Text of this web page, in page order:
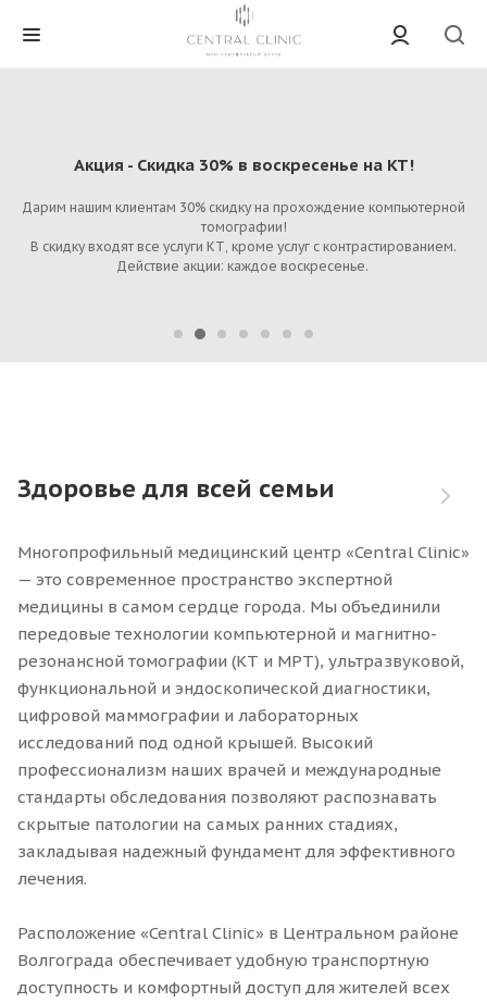
Акция - Скидка 30% в воскресенье на КТ!
Дарим нашим клиентам 30% скидку на прохождение компьютерной
томографии!
В скидку входят все услуги КТ, кроме услуг с контрастированием.
Действие акции: каждое воскресенье.
Здоровье для всей семьи
Многопрофильный медицинский центр «Central Clinic»
— это современное пространство экспертной
медицины в самом сердце города. Мы объединили
передовые технологии компьютерной и магнитно-
резонансной томографии (КТ и МРТ), ультразвуковой,
функциональной и эндоскопической диагностики,
цифровой маммографии и лабораторных
исследований под одной крышей. Высокий
профессионализм наших врачей и международные
стандарты обследования позволяют распознавать
скрытые патологии на самых ранних стадиях,
закладывая надежный фундамент для эффективного
лечения.
Расположение «Central Clinic» в Центральном районе
Волгограда обеспечивает удобную транспортную
доступность и комфортный доступ для жителей всех